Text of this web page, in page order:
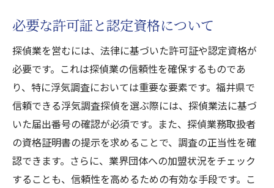
料金比較の際に注意すべきポイント
調査後のサポート体制の確認
コストパフォーマンスを考慮した選択
信頼出来る探偵福井県での浮気調査料金と信頼
性の関係
料金が信頼性に及ぼす影響
高額な料金の裏にある理由
信頼性の高い探偵選びの経済的な視点
必要な許可証と認定資格について
探偵業を営むには、法律に基づいた許可証や認定資格が
必要です。これは探偵業の信頼性を確保するものであ
り、特に浮気調査においては重要な要素です。福井県で
信頼できる浮気調査探偵を選ぶ際には、探偵業法に基づ
いた届出番号の確認が必須です。また、探偵業務取扱者
の資格証明書の提示を求めることで、調査の正当性を確
認できます。さらに、業界団体への加盟状況をチェック
することも、信頼性を高めるための有効な手段です。こ